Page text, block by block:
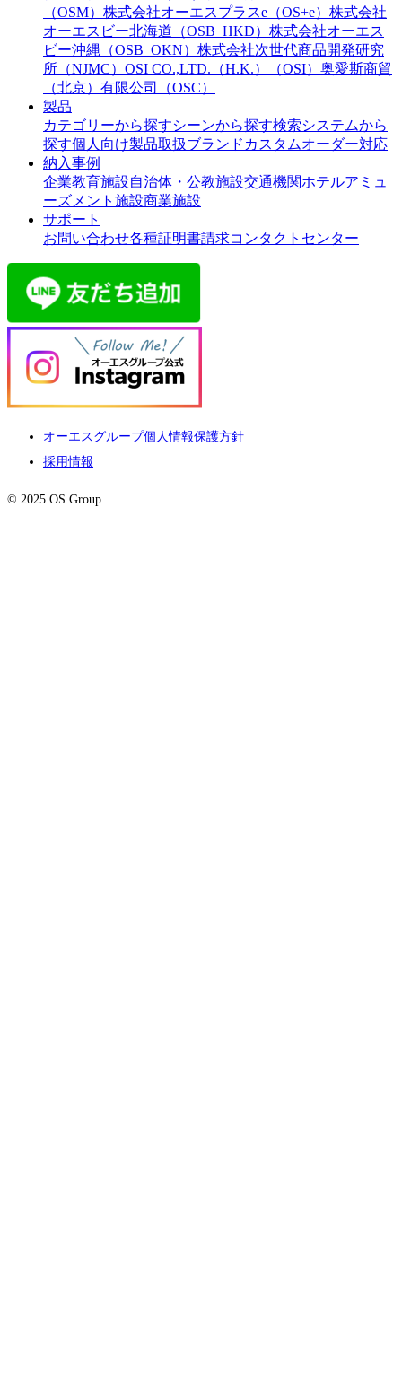
（OSM） 株式会社オーエスプラスe（OS+e） 株式会社
オーエスビー北海道（OSB_HKD） 株式会社オーエス
ビー沖縄（OSB_OKN） 株式会社次世代商品開発研究
所（NJMC） OSI CO.,LTD.（H.K.）（OSI） 奥愛斯商貿
（北京）有限公司（OSC）
製品
カテゴリーから探すシーンから探す検索システムから
探す個人向け製品取扱ブランド カスタムオーダー対応
納入事例
企業教育施設自治体・公教施設交通機関ホテルアミュ
ーズメント施設商業施設
サポート
お問い合わせ各種証明書請求コンタクトセンター
オーエスグループ個人情報保護方針
採用情報
© 2025 OS Group